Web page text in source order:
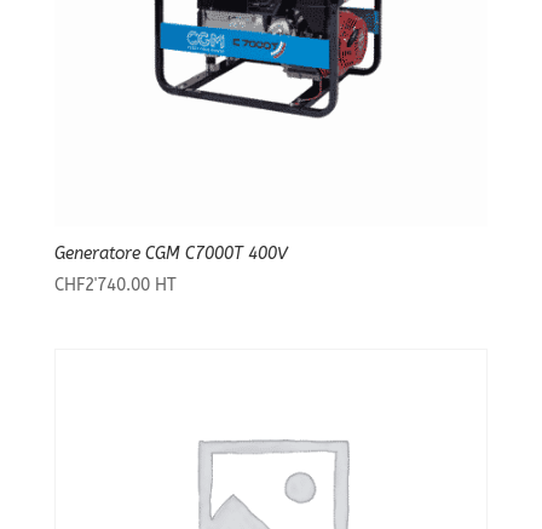
Generatore CGM C7000T 400V
CHF2'740.00 HT